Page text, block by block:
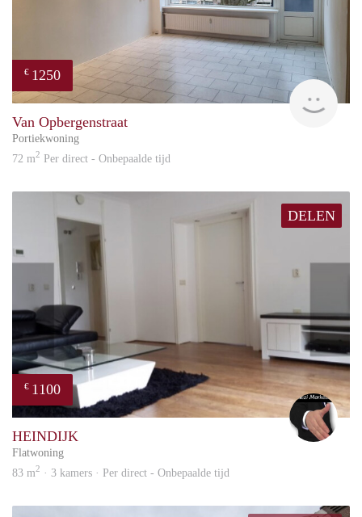
€ 1250
Van Opbergenstraat
Portiekwoning
72 m2 Per direct - Onbepaalde tijd
DELEN
€ 1100
Alex
HEINDIJK
Flatwoning
83 m2 · 3 kamers · Per direct - Onbepaalde tijd